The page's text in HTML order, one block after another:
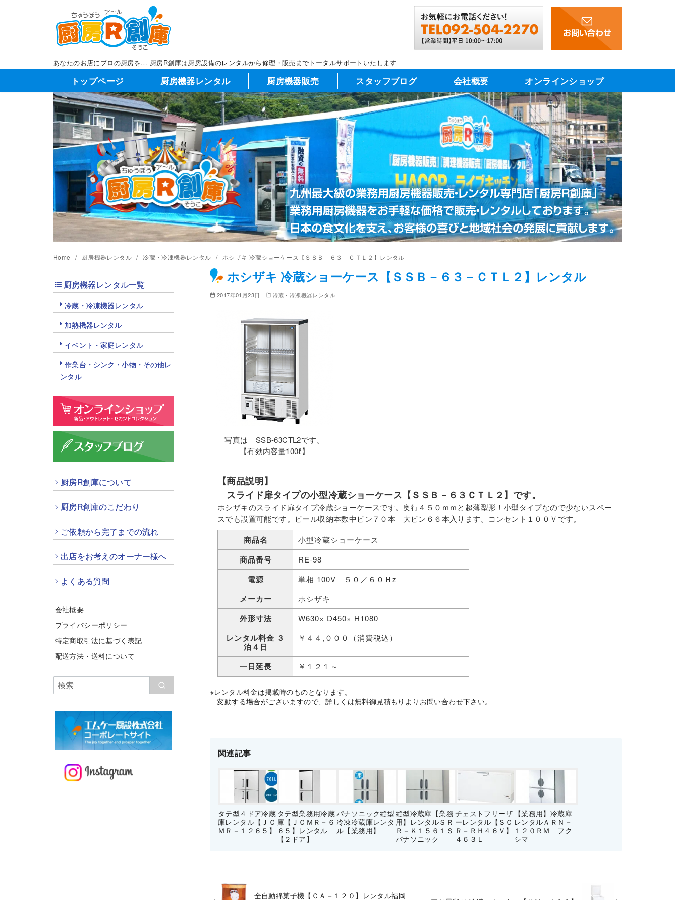
あなたのお店にプロの厨房を… 厨房R創庫は厨房設備のレンタルから修理・販売までトータルサポートいたします
トップページ 厨房機器レンタル 厨房機器販売 スタッフブログ 会社概要 オンラインショップ
Home 厨房機器レンタル 冷蔵・冷凍機器レンタル ホシザキ 冷蔵ショーケース【ＳＳＢ－６３－ＣＴＬ２】レンタル
ホシザキ 冷蔵ショーケース【ＳＳＢ－６３－ＣＴＬ２】レンタル
2017年01月23日 冷蔵・冷凍機器レンタル
写真は SSB-63CTL2です。
【有効内容量100ℓ】
【商品説明】
スライド扉タイプの小型冷蔵ショーケース【ＳＳＢ－６３ＣＴＬ２】です。
ホシザキのスライド扉タイプ冷蔵ショーケースです。奥行４５０ｍｍと超薄型形！小型タイプなので少ないスペー
スでも設置可能です。ビール収納本数中ビン７０本 大ビン６６本入ります。コンセント１００Ｖです。
商品名 小型冷蔵ショーケース
商品番号 RE-98
電源 単相 100V ５０／６０Ｈz
メーカー ホシザキ
外形寸法 W630× D450× H1080
レンタル料金 ３
泊４日
￥４４,０００（消費税込）
一日延長 ￥１２１～
※レンタル料金は掲載時のものとなります。
変動する場合がございますので、詳しくは無料御見積もりよりお問い合わせ下さい。
関連記事
タテ型４ドア冷蔵
庫レンタル【ＪＣ
ＭＲ－１２６５】
タテ型業務用冷蔵
庫【ＪＣＭＲ－６
６５】レンタル
【２ドア】
パナソニック縦型
冷凍冷蔵庫レンタ
ル【業務用】
縦型冷蔵庫【業務
用】レンタルＳＲ
Ｒ－Ｋ１５６１Ｓ
パナソニック
チェストフリーザ
ーレンタル【ＳＣ
Ｒ－ＲＨ４６Ｖ】
４６３Ｌ
【業務用】冷蔵庫
レンタルＡＲＮ－
１２０ＲＭ フク
シマ
全自動綿菓子機【ＣＡ－１２０】レンタル福岡
厨房機器レンタル一覧
冷蔵・冷凍機器レンタル
加熱機器レンタル
イベント・家庭レンタル
作業台・シンク・小物・その他レ
ンタル
厨房R創庫について
厨房R創庫のこだわり
ご依頼から完了までの流れ
出店をお考えのオーナー様へ
よくある質問
会社概要
プライバシーポリシー
特定商取引法に基づく表記
配送方法・送料について